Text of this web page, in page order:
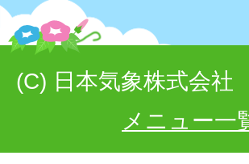
(C) 日本気象株式会社
メニュー一